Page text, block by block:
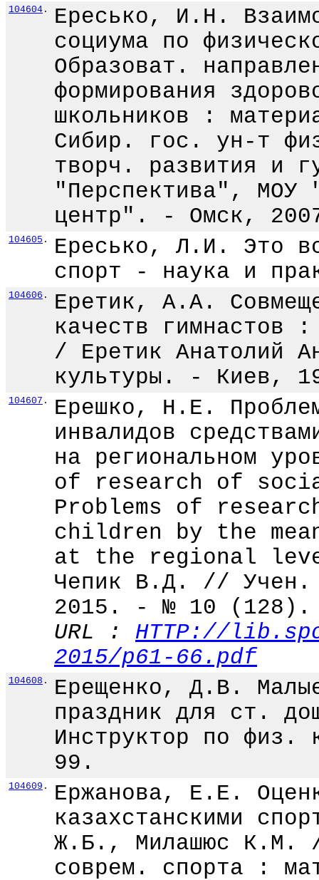
104604 .
Ересько, И.Н.
социума по
Образоват.
формирования
школьников :
Сибир. гос. ун-т
творч. развития и
"Перспектива", МОУ
центр". - Омск,
104605 .
Ересько, Л.И. Это
спорт - наука и
104606 .
Еретик, А.А.
качеств
/ Еретик Анатолий
культуры. - Киев,
104607 .
Ерешко, Н.Е.
инвалидов
на региональном
of research of
Problems of
children by the
at the regional
Чепик В.Д. //
2015. - № 10
URL : HTTP://
2015/p61-66.pdf
104608 .
Ерещенко, Д.В.
праздник для ст.
Инструктор по
99.
104609 .
Ержанова, Е.Е.
казахстанскими
Ж.Б., Милашюс К.М.
соврем. спорта :